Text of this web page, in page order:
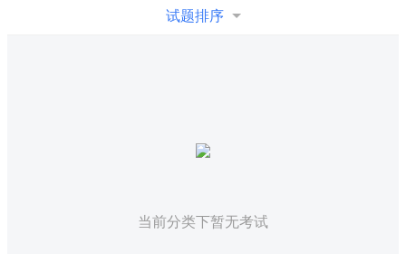
试题排序
当前分类下暂无考试